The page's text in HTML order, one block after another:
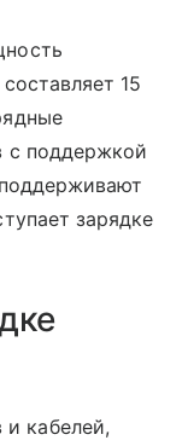
15
с поддержкой
зарядке
и кабелей,